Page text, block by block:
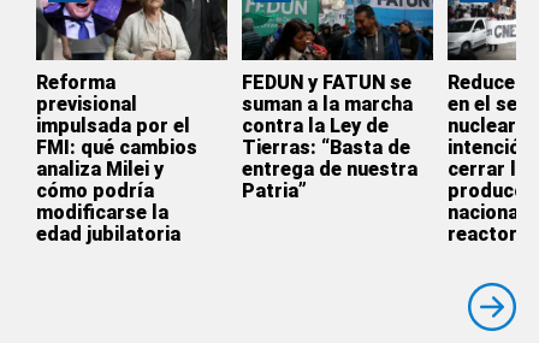
Reforma
previsional
impulsada por el
FMI: qué cambios
analiza Milei y
cómo podría
modificarse la
edad jubilatoria
FEDUN y FATUN se
suman a la marcha
contra la Ley de
Tierras: “Basta de
entrega de nuestra
Patria”
Reducen
en el
nuclear:
intención
cerrar la
nacional